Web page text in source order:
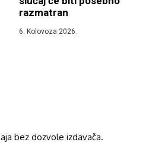
razmatran
6. Kolovoza 2026.
bez dozvole izdavača.